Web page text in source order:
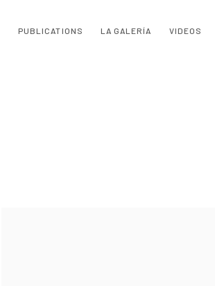
PUBLICATIONS LA GALERÍA VIDEOS